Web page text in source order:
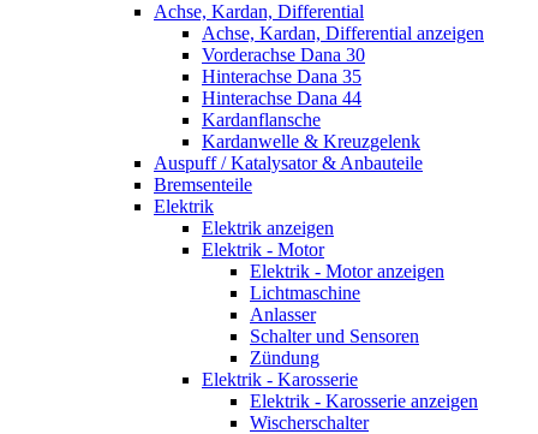
Achse, Kardan, Differential
Achse, Kardan, Differential anzeigen
Vorderachse Dana 30
Hinterachse Dana 35
Hinterachse Dana 44
Kardanflansche
Kardanwelle & Kreuzgelenk
Auspuff / Katalysator & Anbauteile
Bremsenteile
Elektrik
Elektrik anzeigen
Elektrik - Motor
Elektrik - Motor anzeigen
Lichtmaschine
Anlasser
Schalter und Sensoren
Zündung
Elektrik - Karosserie
Elektrik - Karosserie anzeigen
Wischerschalter